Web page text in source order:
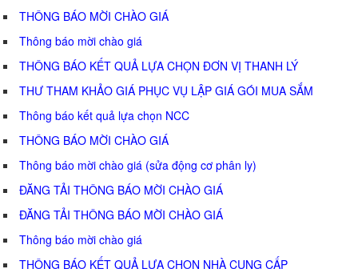
THÔNG BÁO MỜI CHÀO GIÁ
Thông báo mời chào giá
THÔNG BÁO KẾT QUẢ LỰA CHỌN ĐƠN VỊ THANH LÝ
THƯ THAM KHẢO GIÁ PHỤC VỤ LẬP GIÁ GÓI MUA SẮM
Thông báo kết quả lựa chọn NCC
THÔNG BÁO MỜI CHÀO GIÁ
Thông báo mời chào giá (sửa động cơ phân ly)
ĐĂNG TẢI THÔNG BÁO MỜI CHÀO GIÁ
ĐĂNG TẢI THÔNG BÁO MỜI CHÀO GIÁ
Thông báo mời chào giá
THÔNG BÁO KẾT QUẢ LỰA CHỌN NHÀ CUNG CẤP